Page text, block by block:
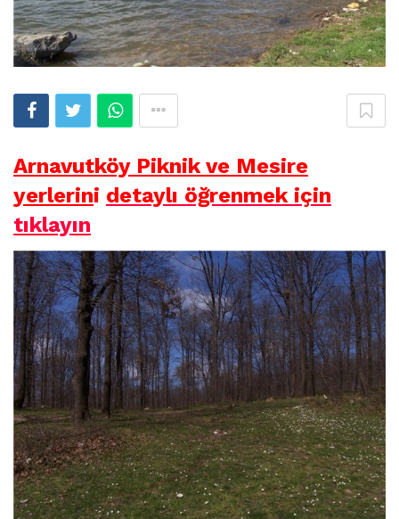
Arnavutköy Piknik ve Mesire
yerlerini detaylı öğrenmek için
tıklayın